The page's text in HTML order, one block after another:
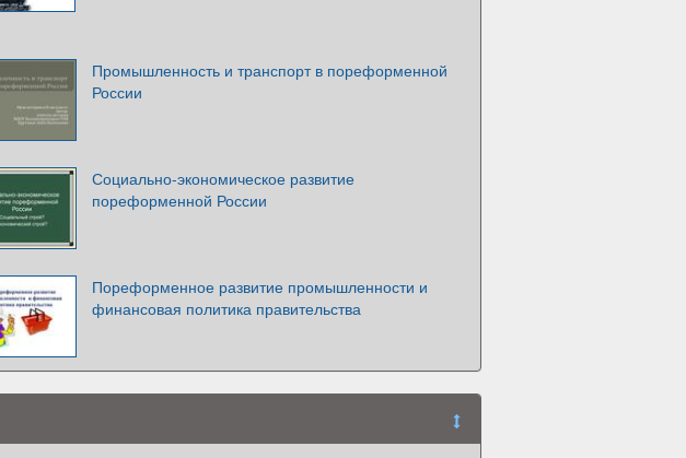
Промышленность и транспорт в пореформенной
России
Социально-экономическое развитие
пореформенной России
Пореформенное развитие промышленности и
финансовая политика правительства